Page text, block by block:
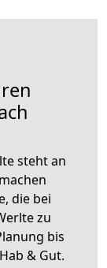
steht an
die bei
zu
bis
& Gut.